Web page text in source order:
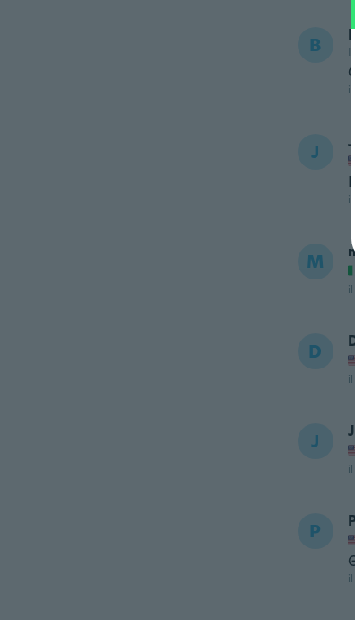
B
J
il
M
D
J
P